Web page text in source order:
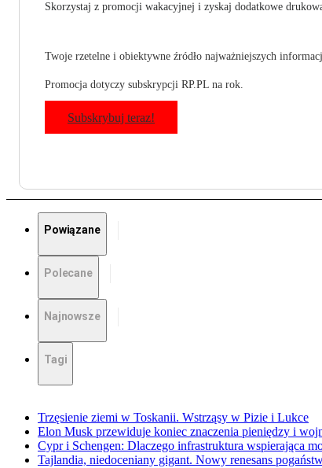
Skorzystaj z promocji wakacyjnej i zyskaj dodatkowe
Twoje rzetelne i obiektywne źródło najważniejszych
Promocja dotyczy subskrypcji RP.PL na rok.
Subskrybuj teraz!
Powiązane
Polecane
Najnowsze
Tagi
Trzęsienie ziemi w Toskanii. Wstrząsy w Pizie i Lukce
Elon Musk przewiduje koniec znaczenia pieniędzy i
Cypr i Schengen: Dlaczego infrastruktura wspierająca
Tajlandia, niedoceniany gigant. Nowy renesans